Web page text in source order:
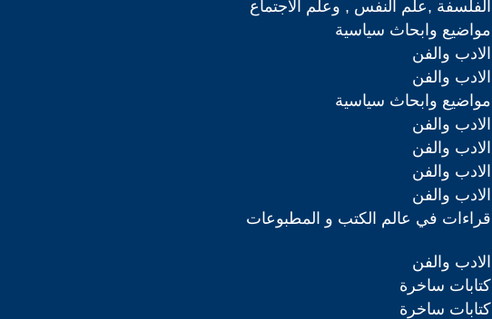
الفلسفة ,علم النفس , وعلم الاجتماع
مواضيع وابحاث سياسية
الادب والفن
الادب والفن
مواضيع وابحاث سياسية
الادب والفن
الادب والفن
الادب والفن
الادب والفن
قراءات في عالم الكتب و المطبوعات
الادب والفن
كتابات ساخرة
كتابات ساخرة